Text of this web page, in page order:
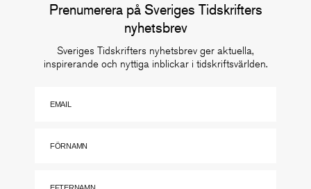
Prenumerera på Sveriges Tidskrifters
nyhetsbrev
Sveriges Tidskrifters nyhetsbrev ger aktuella,
inspirerande och nyttiga inblickar i tidskriftsvärlden.